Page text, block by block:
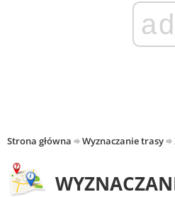
ad
Strona główna Wyznaczanie trasy